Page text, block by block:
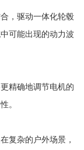
，驱动一体化轮毂
可能出现的动力波
精确地调节电机的
。
复杂的户外场景，